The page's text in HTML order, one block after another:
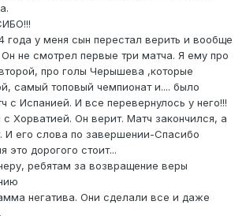
года у меня сын перестал верить и вообще
не смотрел первые три матча. Я ему про
про голы Черышева ,которые
самый топовый чемпионат и.... было
с Испанией. И все перевернулось у него!!!
Хорватией. Он верит. Матч закончился, а
И его слова по завершении-Спасибо
это дорогого стоит...
ребятам за возвращение веры
негатива. Они сделали все и даже